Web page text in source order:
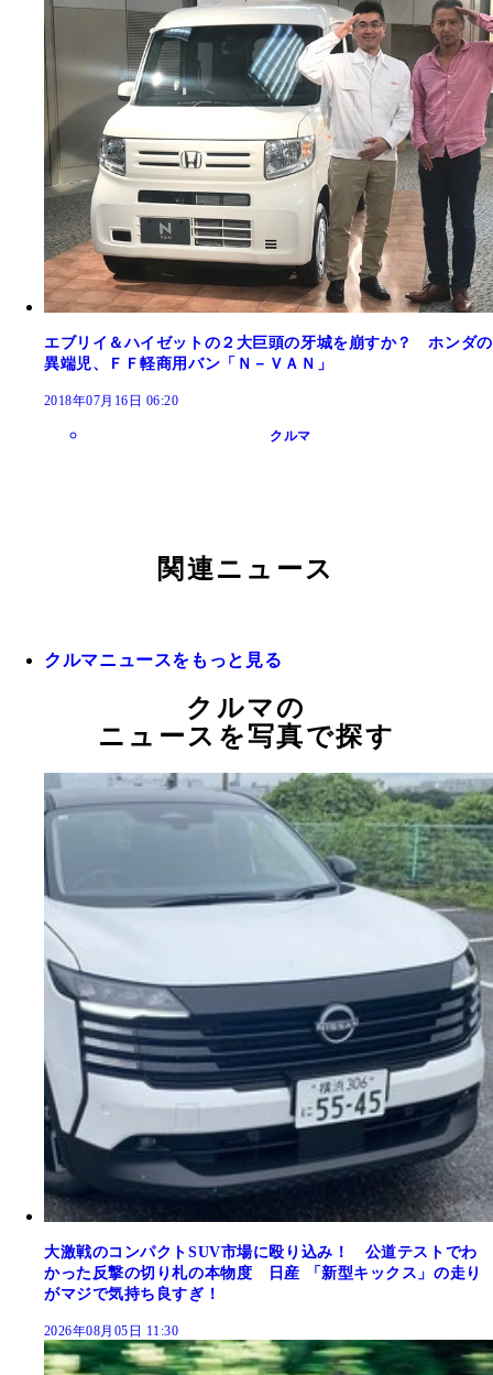
エブリイ＆ハイゼットの２大巨頭の牙城を崩すか？ ホンダの
異端児、ＦＦ軽商用バン「Ｎ－ＶＡＮ」
2018年07月16日 06:20
クルマ
関連ニュース
クルマニュースをもっと見る
クルマの
ニュースを写真で探す
大激戦のコンパクトSUV市場に殴り込み！ 公道テストでわ
かった反撃の切り札の本物度 日産 「新型キックス」の走り
がマジで気持ち良すぎ！
2026年08月05日 11:30